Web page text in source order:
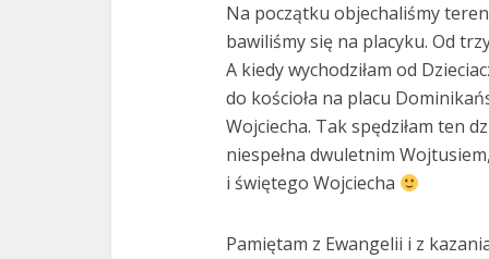
Na początku objechaliśmy
bawiliśmy się na placyku. Od
A kiedy wychodziłam od
do kościoła na placu
Wojciecha. Tak spędziłam ten
niespełna dwuletnim
i świętego Wojciecha
Pamiętam z Ewangelii i z